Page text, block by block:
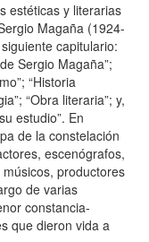
estéticas y literarias
Magaña (1924-
capitulario:
Sergio Magaña”;
“Historia
“Obra literaria”; y,
estudio”. En
de la constelación
escenógrafos,
productores
de varias
constancia-
que dieron vida a